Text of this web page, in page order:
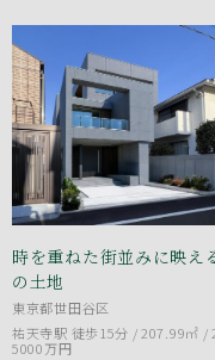
時を重ねた街並みに映え
の土地
東京都世田谷区
祐天寺駅 徒歩15分 / 207.99㎡ /
5000万円